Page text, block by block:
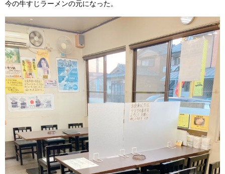
今の牛すじラーメンの元になった。